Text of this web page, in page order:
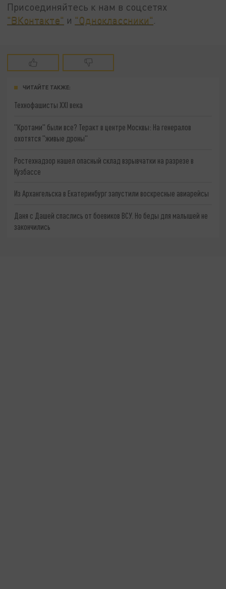
Присоединяйтесь к нам в соцсетях
"ВКонтакте" и "Одноклассники"
ЧИТАЙТЕ ТАКЖЕ:
Технофашисты XXI века
"Кротами" были все? Теракт в центре Москвы: На генералов
охотятся "живые дроны"
Ростехнадзор нашел опасный склад взрывчатки на разрезе в
Кузбассе
Из Архангельска в Екатеринбург запустили воскресные авиарейсы
Даня с Дашей спаслись от боевиков ВСУ. Но беды для малышей не
закончились